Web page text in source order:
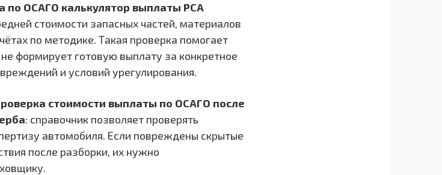
по ОСАГО калькулятор выплаты РСА
стоимости запасных частей, материалов
по методике. Такая проверка помогает
формирует готовую выплату за конкретное
и условий урегулирования.
стоимости выплаты по ОСАГО после
: справочник позволяет проверять
автомобиля. Если повреждены скрытые
после разборки, их нужно